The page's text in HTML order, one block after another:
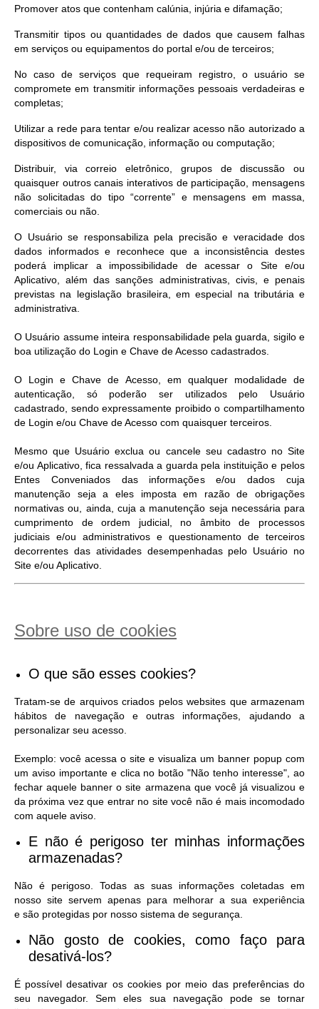
Promover atos que contenham calúnia, injúria e difamação;
Transmitir tipos ou quantidades de dados que causem falhas
em serviços ou equipamentos do portal e/ou de terceiros;
No caso de serviços que requeiram registro, o usuário se
compromete em transmitir informações pessoais verdadeiras e
completas;
Utilizar a rede para tentar e/ou realizar acesso não autorizado a
dispositivos de comunicação, informação ou computação;
Distribuir, via correio eletrônico, grupos de discussão ou
quaisquer outros canais interativos de participação, mensagens
não solicitadas do tipo “corrente” e mensagens em massa,
comerciais ou não.
O Usuário se responsabiliza pela precisão e veracidade dos
dados informados e reconhece que a inconsistência destes
poderá implicar a impossibilidade de acessar o Site e/ou
Aplicativo, além das sanções administrativas, civis, e penais
previstas na legislação brasileira, em especial na tributária e
administrativa.
O Usuário assume inteira responsabilidade pela guarda, sigilo e
boa utilização do Login e Chave de Acesso cadastrados.
O Login e Chave de Acesso, em qualquer modalidade de
autenticação, só poderão ser utilizados pelo Usuário
cadastrado, sendo expressamente proibido o compartilhamento
de Login e/ou Chave de Acesso com quaisquer terceiros.
Mesmo que Usuário exclua ou cancele seu cadastro no Site
e/ou Aplicativo, fica ressalvada a guarda pela instituição e pelos
Entes Conveniados das informações e/ou dados cuja
manutenção seja a eles imposta em razão de obrigações
normativas ou, ainda, cuja a manutenção seja necessária para
cumprimento de ordem judicial, no âmbito de processos
judiciais e/ou administrativos e questionamento de terceiros
decorrentes das atividades desempenhadas pelo Usuário no
Site e/ou Aplicativo.
Sobre uso de cookies
O que são esses cookies?
Tratam-se de arquivos criados pelos websites que armazenam
hábitos de navegação e outras informações, ajudando a
personalizar seu acesso.
Exemplo: você acessa o site e visualiza um banner popup com
um aviso importante e clica no botão "Não tenho interesse", ao
fechar aquele banner o site armazena que você já visualizou e
da próxima vez que entrar no site você não é mais incomodado
com aquele aviso.
E não é perigoso ter minhas informações
armazenadas?
Não é perigoso. Todas as suas informações coletadas em
nosso site servem apenas para melhorar a sua experiência
e são protegidas por nosso sistema de segurança.
Não gosto de cookies, como faço para
desativá-los?
É possível desativar os cookies por meio das preferências do
seu navegador. Sem eles sua navegação pode se tornar